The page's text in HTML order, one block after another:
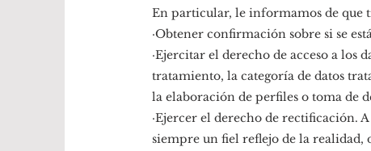
En particular, le informamos de que
·Obtener confirmación sobre si se
·Ejercitar el derecho de acceso a los
tratamiento, la categoría de datos
la elaboración de perfiles o toma de
·Ejercer el derecho de rectificación.
siempre un fiel reflejo de la realidad,